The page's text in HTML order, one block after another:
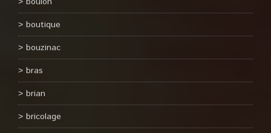
boutique
bouzinac
bras
brian
bricolage